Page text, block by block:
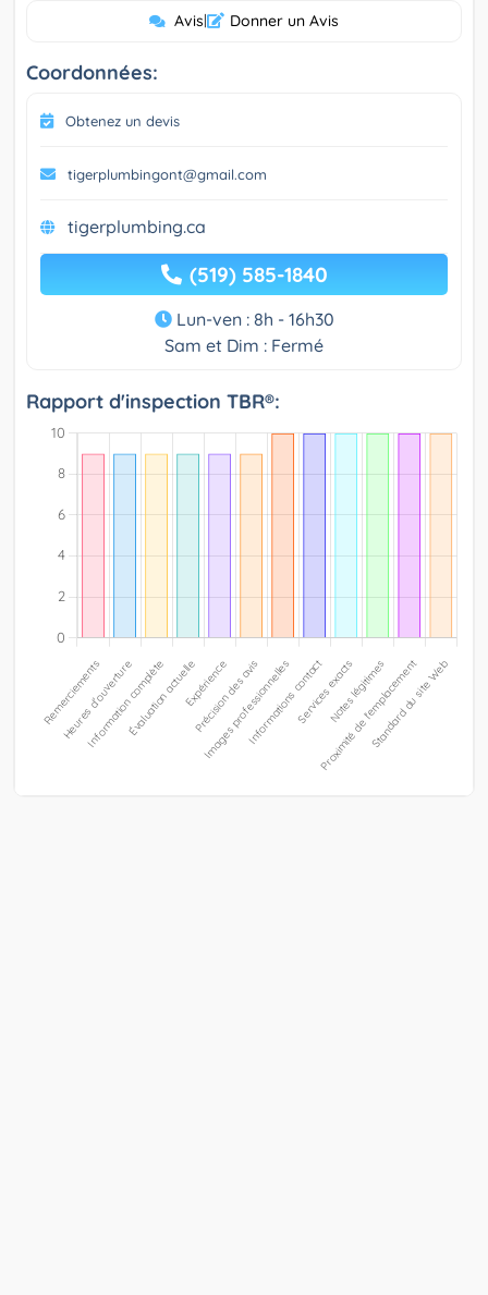
Avis| Donner un Avis
Coordonnées:
Obtenez un devis
tigerplumbingont@gmail.com
tigerplumbing.ca
(519) 585-1840
Lun-ven : 8h - 16h30
Sam et Dim : Fermé
Rapport d'inspection TBR®: